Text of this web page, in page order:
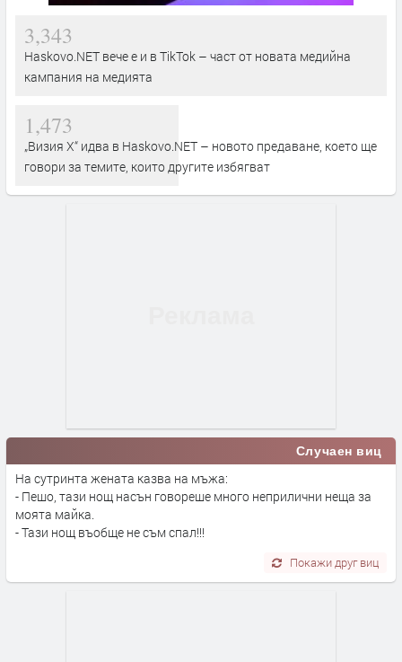
3,343
Haskovo.NET вече е и в TikTok – част от новата медийна
кампания на медията
1,473
„Визия Х“ идва в Haskovo.NET – новото предаване, което ще
говори за темите, които другите избягват
Случаен виц
На сутринта жената казва на мъжа:
- Пешо, тази нощ насън говореше много неприлични неща за
моята майка.
- Тази нощ въобще не съм спал!!!
Покажи друг виц